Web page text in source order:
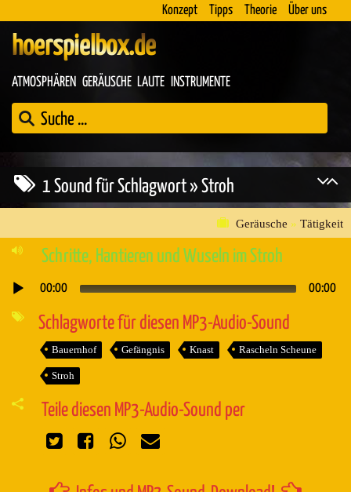
Konzept Tipps Theorie Über uns
hoerspielbox.de
ATMOSPHÄREN GERÄUSCHE LAUTE INSTRUMENTE
1 Sound für Schlagwort » Stroh
Geräusche » Tätigkeit
Schritte, Hantieren und Wuseln im Stroh
Audio-
00:00 00:00
Schlagworte für diesen MP3-Audio-Sound
Bauernhof Gefängnis Knast Rascheln Scheune
Stroh
Teile diesen MP3-Audio-Sound per